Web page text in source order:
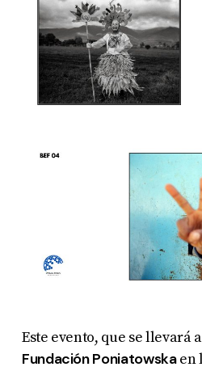
Este evento, que se llevará
Fundación Poniatowskaen